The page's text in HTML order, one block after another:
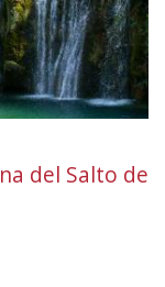
del Salto de